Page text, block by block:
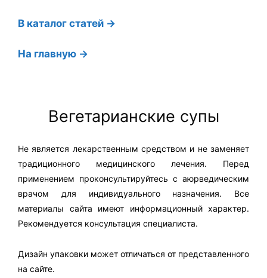
В каталог статей →
На главную →
Вегетарианские супы
Не является лекарственным средством и не заменяет
традиционного медицинского лечения. Перед
применением проконсультируйтесь с аюрведическим
врачом для индивидуального назначения. Все
материалы сайта имеют информационный характер.
Рекомендуется консультация специалиста.
Дизайн упаковки может отличаться от представленного
на сайте.